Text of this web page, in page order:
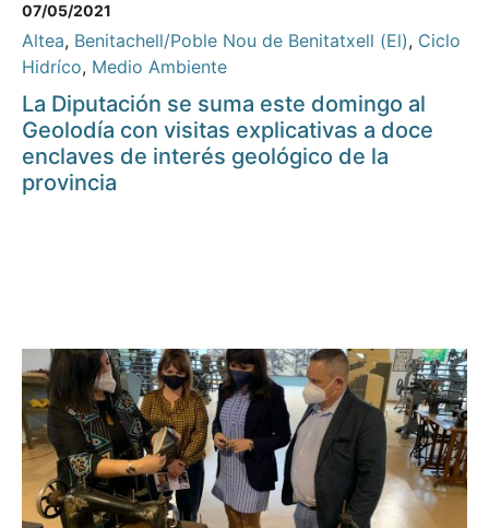
07/05/2021
Altea, Benitachell/Poble Nou de Benitatxell (El), Ciclo
Hidríco, Medio Ambiente
La Diputación se suma este domingo al
Geolodía con visitas explicativas a doce
enclaves de interés geológico de la
provincia